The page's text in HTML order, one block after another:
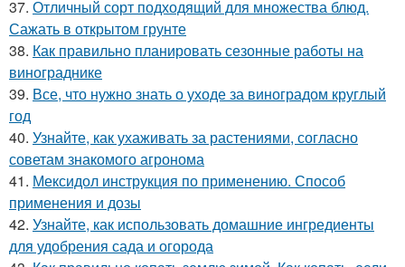
37. Отличный сорт подходящий для множества блюд.
Сажать в открытом грунте
38. Как правильно планировать сезонные работы на
винограднике
39. Все, что нужно знать о уходе за виноградом круглый
год
40. Узнайте, как ухаживать за растениями, согласно
советам знакомого агронома
41. Мексидол инструкция по применению. Способ
применения и дозы
42. Узнайте, как использовать домашние ингредиенты
для удобрения сада и огорода